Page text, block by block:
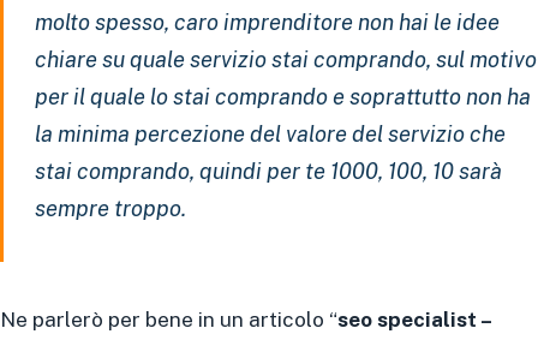
molto spesso, caro imprenditore non hai le idee
chiare su quale servizio stai comprando, sul motivo
per il quale lo stai comprando e soprattutto non ha
la minima percezione del valore del servizio che
stai comprando, quindi per te 1000, 100, 10 sarà
sempre troppo.
Ne parlerò per bene in un articolo “seo specialist –